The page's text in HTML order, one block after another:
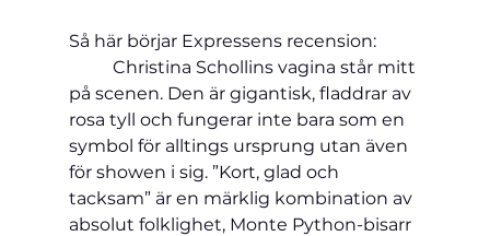
Så här börjar Expressens recension:
Christina Schollins vagina står mitt
på scenen. Den är gigantisk, fladdrar av
rosa tyll och fungerar inte bara som en
symbol för alltings ursprung utan även
för showen i sig. ”Kort, glad och
tacksam” är en märklig kombination av
absolut folklighet, Monte Python-bisarr